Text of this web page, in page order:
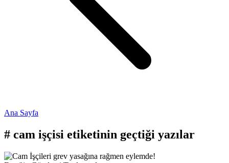
Ana Sayfa
# cam işçisi etiketinin geçtiği yazılar